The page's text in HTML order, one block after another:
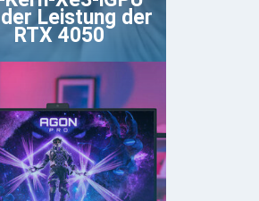
Leistung der
RTX 4050